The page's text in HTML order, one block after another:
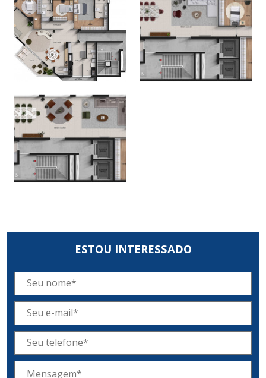
ESTOU INTERESSADO